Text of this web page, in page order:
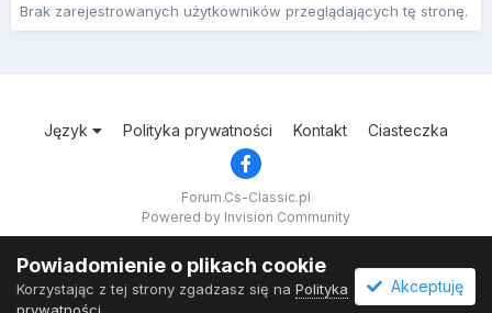
Brak zarejestrowanych użytkowników przeglądających tę stronę.
Język Polityka prywatności Kontakt Ciasteczka
Forum.Cs-Classic.pl
Powered by Invision Community
Powiadomienie o plikach cookie
Korzystając z tej strony zgadzasz się na Polityka
Akceptuję